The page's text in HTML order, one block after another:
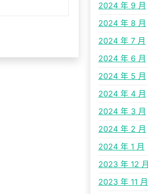
2024 年 9 月
2024 年 8 月
2024 年 7 月
2024 年 6 月
2024 年 5 月
2024 年 4 月
2024 年 3 月
2024 年 2 月
2024 年 1 月
2023 年 12 月
2023 年 11 月